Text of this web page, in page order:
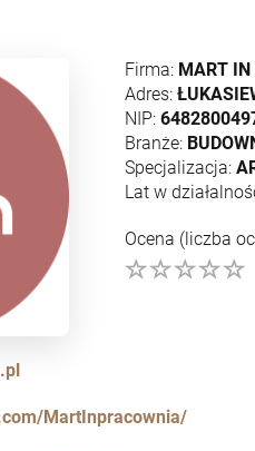
Firma: MART IN
Adres:
NIP:
Branże:
Specjalizacja:
Lat w
Ocena (liczba
MartInpracownia/